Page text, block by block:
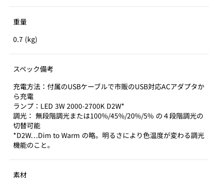
重量
0.7 (kg)
スペック備考
充電方法：付属のUSBケーブルで市販のUSB対応ACアダプタか
ら充電
ランプ：LED 3W 2000-2700K D2W*
調光： 無段階調光または100%/45%/20%/5% の４段階調光の
切替可能
*D2W…Dim to Warm の略。明るさにより色温度が変わる調光
機能のこと。
素材